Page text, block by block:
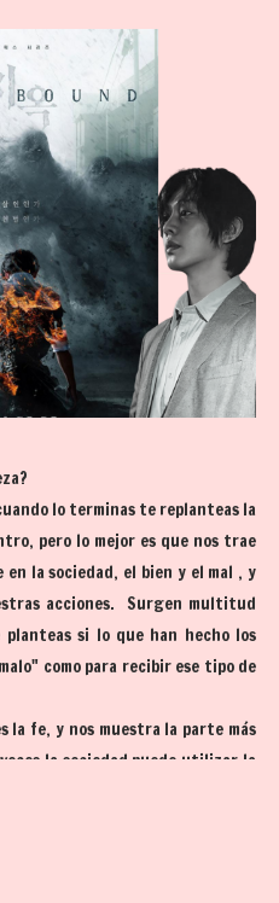
lo terminas te replanteas la
pero lo mejor es que nos trae
la sociedad, el bien y el mal , y
acciones. Surgen multitud
si lo que han hecho los
como para recibir ese tipo de
la fe, y nos muestra la parte más
la sociedad puede utilizar la